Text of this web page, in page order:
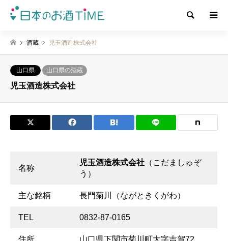
検索
酒蔵 児玉酒造株式会社
山口県 山口県の酒蔵
児玉酒造株式会社
名称
児玉酒造株式会社 （こだましゅぞ
う）
主な銘柄 長門菊川（ながときくがわ）
TEL 0832-87-0165